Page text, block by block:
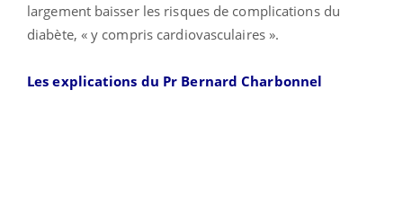
largement baisser les risques de complications du
diabète, « y compris cardiovasculaires ».
Les explications du Pr Bernard Charbonnel